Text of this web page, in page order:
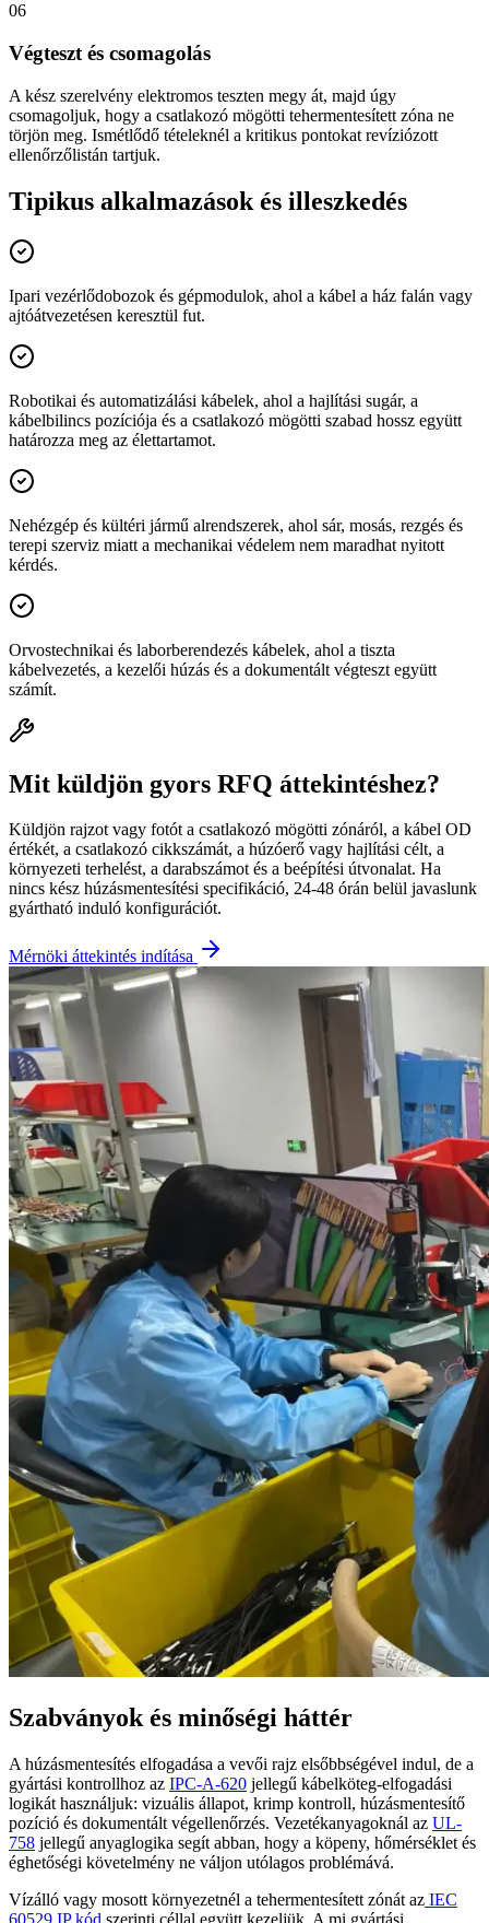
06
Végteszt és csomagolás
A kész szerelvény elektromos teszten megy át, majd úgy
csomagoljuk, hogy a csatlakozó mögötti tehermentesített zóna ne
törjön meg. Ismétlődő tételeknél a kritikus pontokat revíziózott
ellenőrzőlistán tartjuk.
Tipikus alkalmazások és illeszkedés
Ipari vezérlődobozok és gépmodulok, ahol a kábel a ház falán vagy
ajtóátvezetésen keresztül fut.
Robotikai és automatizálási kábelek, ahol a hajlítási sugár, a
kábelbilincs pozíciója és a csatlakozó mögötti szabad hossz együtt
határozza meg az élettartamot.
Nehézgép és kültéri jármű alrendszerek, ahol sár, mosás, rezgés és
terepi szerviz miatt a mechanikai védelem nem maradhat nyitott
kérdés.
Orvostechnikai és laborberendezés kábelek, ahol a tiszta
kábelvezetés, a kezelői húzás és a dokumentált végteszt együtt
számít.
Mit küldjön gyors RFQ áttekintéshez?
Küldjön rajzot vagy fotót a csatlakozó mögötti zónáról, a kábel OD
értékét, a csatlakozó cikkszámát, a húzóerő vagy hajlítási célt, a
környezeti terhelést, a darabszámot és a beépítési útvonalat. Ha
nincs kész húzásmentesítési specifikáció, 24-48 órán belül javaslunk
gyártható induló konfigurációt.
Mérnöki áttekintés indítása
Szabványok és minőségi háttér
A húzásmentesítés elfogadása a vevői rajz elsőbbségével indul, de a
gyártási kontrollhoz az IPC-A-620 jellegű kábelköteg-elfogadási
logikát használjuk: vizuális állapot, krimp kontroll, húzásmentesítő
pozíció és dokumentált végellenőrzés. Vezetékanyagoknál az UL-
758 jellegű anyaglogika segít abban, hogy a köpeny, hőmérséklet és
éghetőségi követelmény ne váljon utólagos problémává.
Vízálló vagy mosott környezetnél a tehermentesített zónát az IEC